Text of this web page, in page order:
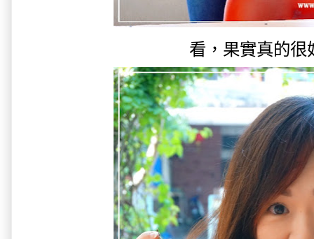
看，果實真的很